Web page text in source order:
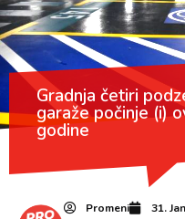
Gradnja četiri
garaže počinje (i)
godine
Promeni
31.